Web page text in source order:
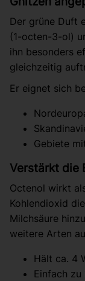
Der grüne Duft
(1-octen-3-ol)
ihn besonders
gleichzeitig
Er eignet sich
Gebiete
Verstärkt die
Octenol wirkt
Kohlendioxid
Milchsäure
weitere Arten
Hält ca. 4
Einfach zu